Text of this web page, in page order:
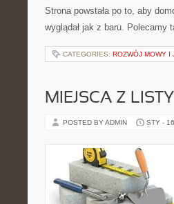
Strona powstała po to, aby
wyglądał jak z baru.
CATEGORIES: ROZWÓJ MOWY I
MIEJSCA Z
POSTED BY ADMIN STY -